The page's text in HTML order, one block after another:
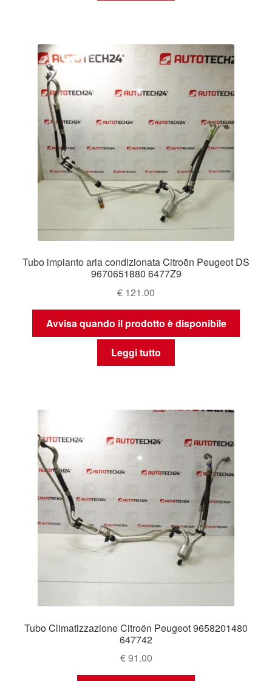
Tubo impianto aria condizionata Citroën Peugeot DS
9670651880 6477Z9
€ 121.00
Avvisa quando il prodotto è disponibile
Leggi tutto
Tubo Climatizzazione Citroën Peugeot 9658201480
647742
€91.00